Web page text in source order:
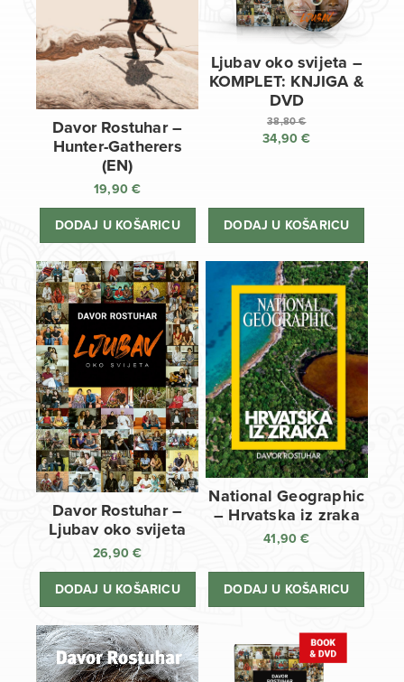
Davor Rostuhar –
Hunter-Gatherers
(EN)
19,90€
DODAJ U KOŠARICU
Ljubav oko svijeta –
KOMPLET: KNJIGA &
DVD
38,80€
Izvorna
38,80 €.
34,90€
34,90 €.
DODAJ U KOŠARICU
Davor Rostuhar –
Ljubav oko svijeta
26,90€
DODAJ U KOŠARICU
National Geographic
– Hrvatska iz zraka
41,90€
DODAJ U KOŠARICU